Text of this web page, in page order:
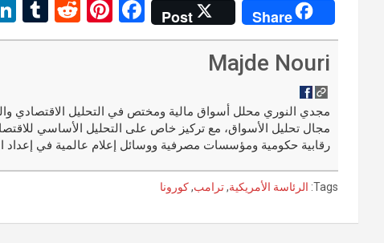
Share
Post
F
a
o
o
k
Pi
nt
t
R
e
t
T
u
r
Majde Nouri
مجال تحليل الأسواق، مع تركيز خاص على التحليل الأساسي
رقابية حكومية ومؤسسات مصرفية ووسائل إعلام عالمية في إعداد
Tags: الرئاسة الأمريكية,ترامب,كورونا